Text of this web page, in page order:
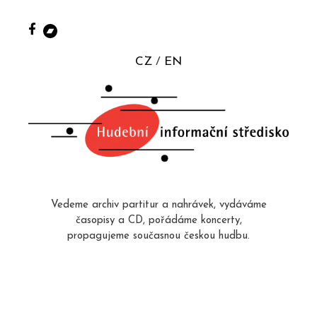
CZ EN
Vedeme archiv partitur a nahrávek, vydáváme
časopisy a CD, pořádáme koncerty,
propagujeme současnou českou hudbu.